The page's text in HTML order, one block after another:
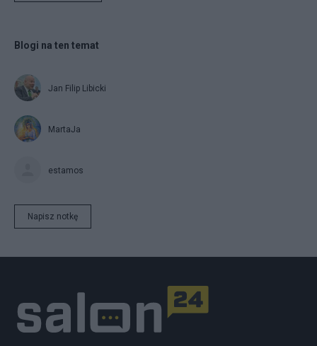
Blogi na ten temat
Jan Filip Libicki
MartaJa
estamos
Napisz notkę